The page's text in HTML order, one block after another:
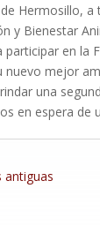
Hermosillo,
y Bienestar
participar en la
nuevo mejor
una
en espera de
antiguas